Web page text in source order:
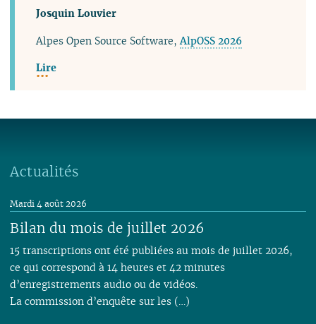
Josquin Louvier
Alpes Open Source Software​,AlpOSS 2026
Lire
Actualités
Bilan du mois de juillet 2026
Mardi 4 août 2026
15 transcriptions ont été publiées au mois de juillet 2026,
ce qui correspond à 14 heures et 42 minutes
d’enregistrements audio ou de vidéos.
La commission d’enquête sur les (…)